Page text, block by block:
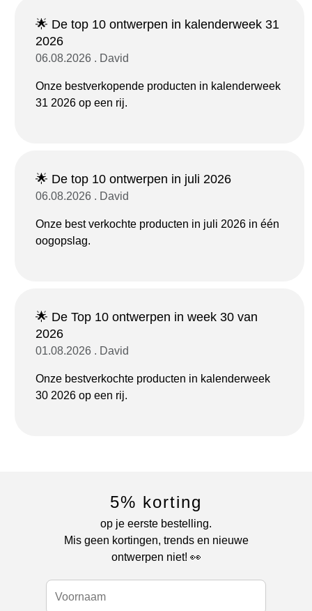
🌟 De top 10 ontwerpen in kalenderweek 31
2026
06.08.2026 . David
Onze bestverkopende producten in kalenderweek
31 2026 op een rij.
🌟 De top 10 ontwerpen in juli 2026
06.08.2026 . David
Onze best verkochte producten in juli 2026 in één
oogopslag.
🌟 De Top 10 ontwerpen in week 30 van
2026
01.08.2026 . David
Onze bestverkochte producten in kalenderweek
30 2026 op een rij.
5% korting
op je eerste bestelling.
Mis geen kortingen, trends en nieuwe
ontwerpen niet! 👀